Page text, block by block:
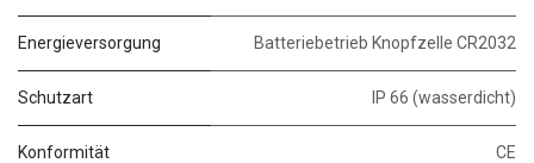
Energieversorgung Batteriebetrieb Knopfzelle CR2032
Schutzart IP 66 (wasserdicht)
Konformität CE